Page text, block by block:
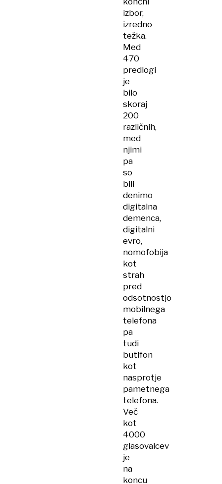
izbor,
izredno
težka.
Med
470
predlogi
je
bilo
skoraj
200
različnih,
med
njimi
pa
so
bili
denimo
digitalna
demenca,
digitalni
evro,
nomofobija
kot
strah
pred
odsotnostjo
mobilnega
telefona
pa
tudi
butlfon
kot
nasprotje
pametnega
telefona.
Več
kot
4000
glasovalcev
je
na
koncu